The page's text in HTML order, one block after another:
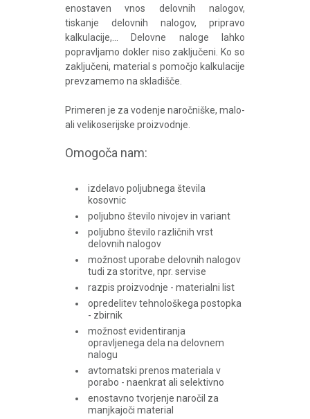
enostaven vnos delovnih nalogov,
tiskanje delovnih nalogov, pripravo
kalkulacije,... Delovne naloge lahko
popravljamo dokler niso zaključeni. Ko so
zaključeni, material s pomočjo kalkulacije
prevzamemo na skladišče.
Primeren je za vodenje naročniške, malo-
ali velikoserijske proizvodnje.
Omogoča nam:
izdelavo poljubnega števila
kosovnic
poljubno število nivojev in variant
poljubno število različnih vrst
delovnih nalogov
možnost uporabe delovnih nalogov
tudi za storitve, npr. servise
razpis proizvodnje - materialni list
opredelitev tehnološkega postopka
- zbirnik
možnost evidentiranja
opravljenega dela na delovnem
nalogu
avtomatski prenos materiala v
porabo - naenkrat ali selektivno
enostavno tvorjenje naročil za
manjkajoči material